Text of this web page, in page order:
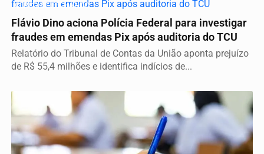
CERCO SE FECHANDO
Flávio Dino aciona Polícia Federal para investigar
fraudes em emendas Pix após auditoria do TCU
Relatório do Tribunal de Contas da União aponta prejuízo
de R$ 55,4 milhões e identifica indícios de...